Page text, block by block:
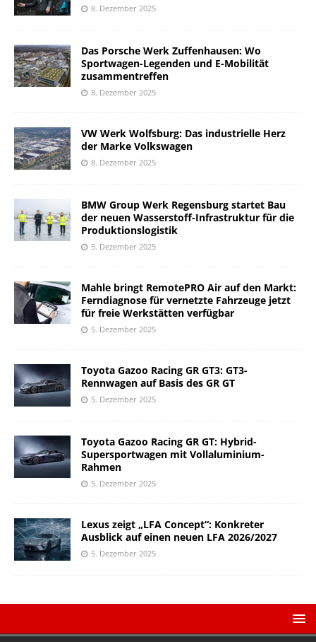
8. Dezember 2025
Das Porsche Werk Zuffenhausen: Wo
Sportwagen-Legenden und E-Mobilität
zusammentreffen
8. Dezember 2025
VW Werk Wolfsburg: Das industrielle Herz
der Marke Volkswagen
8. Dezember 2025
BMW Group Werk Regensburg startet Bau
der neuen Wasserstoff-Infrastruktur für die
Produktionslogistik
5. Dezember 2025
Mahle bringt RemotePRO Air auf den Markt:
Ferndiagnose für vernetzte Fahrzeuge jetzt
für freie Werkstätten verfügbar
5. Dezember 2025
Toyota Gazoo Racing GR GT3: GT3-
Rennwagen auf Basis des GR GT
5. Dezember 2025
Toyota Gazoo Racing GR GT: Hybrid-
Supersportwagen mit Vollaluminium-
Rahmen
5. Dezember 2025
Lexus zeigt „LFA Concept“: Konkreter
Ausblick auf einen neuen LFA 2026/2027
5. Dezember 2025